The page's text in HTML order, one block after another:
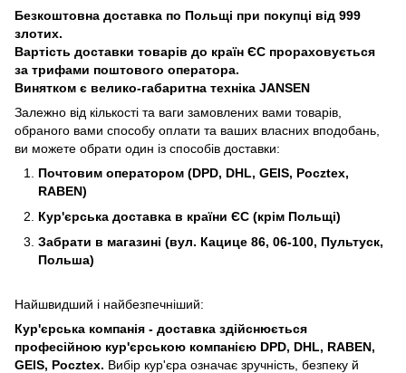
Безкоштовна доставка по Польщі при покупці від 999
злотих.
Вартість доставки товарів до країн ЄС прораховується
за трифами поштового оператора.
Винятком є велико-габаритна техніка JANSEN
Залежно від кількості та ваги замовлених вами товарів,
обраного вами способу оплати та ваших власних вподобань,
ви можете обрати один із способів доставки:
Почтовим оператором (DPD, DHL, GEIS, Pocztex,
RABEN)
Кур'єрська доставка в країни ЄС (крім Польщі)
Забрати в магазині (вул. Кацице 86, 06-100, Пультуск,
Польша)
Найшвидший і найбезпечніший:
Кур'єрська компанія - доставка здійснюється
професійною кур'єрською компанією DPD, DHL, RABEN,
GEIS, Pocztex. Вибір кур'єра означає зручність, безпеку й